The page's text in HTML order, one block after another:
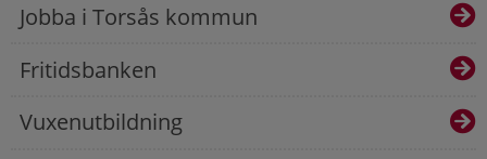
Jobba i Torsås kommun
Fritidsbanken
Vuxenutbildning